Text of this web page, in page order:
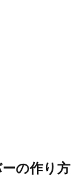
の作り方